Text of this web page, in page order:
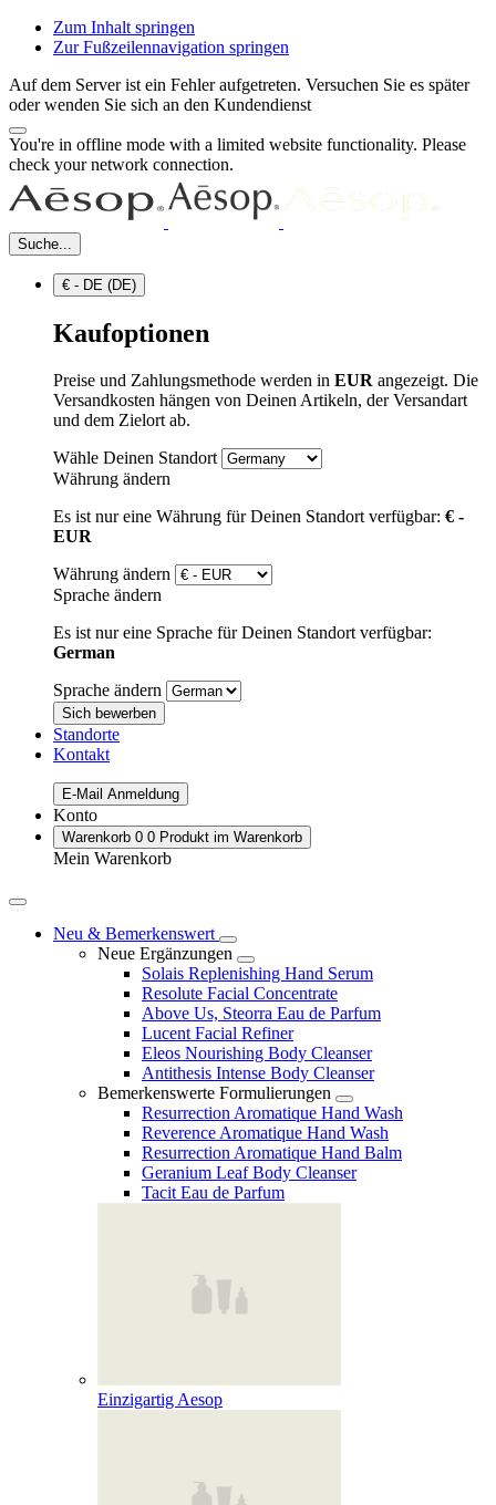
Zum Inhalt springen
Zur Fußzeilennavigation springen
Auf dem Server ist ein Fehler aufgetreten. Versuchen Sie es später
oder wenden Sie sich an den Kundendienst
You're in offline mode with a limited website functionality. Please
check your network connection.
Suche...
€ - DE (DE)
Kaufoptionen
Preise und Zahlungsmethode werden in EUR angezeigt. Die
Versandkosten hängen von Deinen Artikeln, der Versandart
und dem Zielort ab.
Wähle Deinen Standort
Währung ändern
Es ist nur eine Währung für Deinen Standort verfügbar: € -
EUR
Währung ändern
Sprache ändern
Es ist nur eine Sprache für Deinen Standort verfügbar:
German
Sprache ändern
Sich bewerben
Standorte
Kontakt
E-Mail Anmeldung
Konto
Warenkorb 0 0 Produkt im Warenkorb
Mein Warenkorb
Neu & Bemerkenswert
Neue Ergänzungen
Solais Replenishing Hand Serum
Resolute Facial Concentrate
Above Us, Steorra Eau de Parfum
Lucent Facial Refiner
Eleos Nourishing Body Cleanser
Antithesis Intense Body Cleanser
Bemerkenswerte Formulierungen
Resurrection Aromatique Hand Wash
Reverence Aromatique Hand Wash
Resurrection Aromatique Hand Balm
Geranium Leaf Body Cleanser
Tacit Eau de Parfum
Einzigartig Aesop